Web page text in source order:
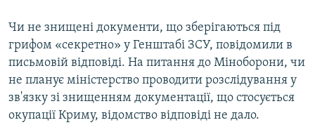
Чи не знищені документи, що зберігаються під
грифом «секретно» у Генштабі ЗСУ, повідомили в
письмовій відповіді. На питання до Міноборони, чи
не планує міністерство проводити розслідування у
зв'язку зі знищенням документації, що стосується
окупації Криму, відомство відповіді не дало.